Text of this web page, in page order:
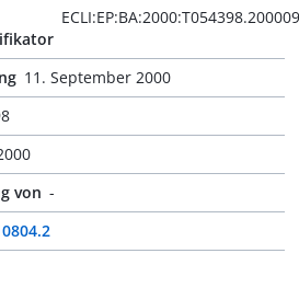
11. September 2000
von -